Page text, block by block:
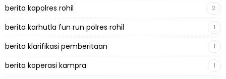
berita kapolres rohil 2
berita karhutla fun run polres rohil 1
berita klarifikasi pemberitaan 1
berita koperasi kampra 1